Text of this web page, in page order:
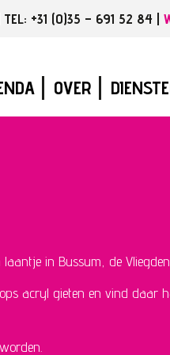
+31 (0)35 – 691 52 84 |
OVER
in Bussum, de
acryl gieten en vind daar